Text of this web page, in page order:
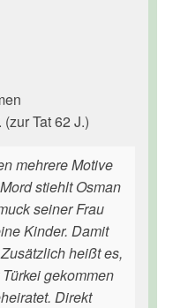
Tat 62 J.)
mehrere Motive
stiehlt Osman
seiner Frau
Kinder. Damit
heißt es,
gekommen
Direkt